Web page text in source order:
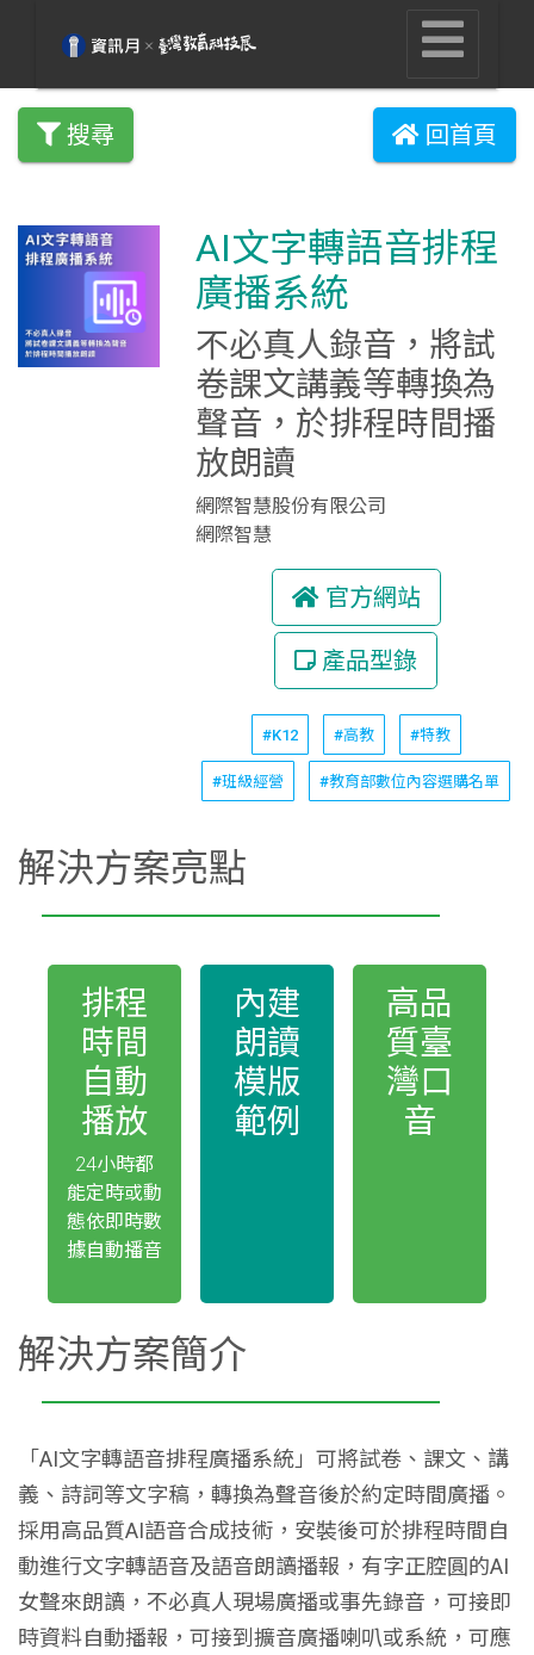
搜尋 回首頁
AI文字轉語音排程
廣播系統
不必真人錄音，將試
卷課文講義等轉換為
聲音，於排程時間播
放朗讀
網際智慧股份有限公司
網際智慧
官方網站
產品型錄
#K12 #高教 #特教
#班級經營 #教育部數位內容選購名單
解決方案亮點
排程
時間
自動
播放
24小時都
能定時或動
態依即時數
據自動播音
內建
朗讀
模版
範例
高品
質臺
灣口
音
解決方案簡介
「AI文字轉語音排程廣播系統」可將試卷、課文、講
義、詩詞等文字稿，轉換為聲音後於約定時間廣播。
採用高品質AI語音合成技術，安裝後可於排程時間自
動進行文字轉語音及語音朗讀播報，有字正腔圓的AI
女聲來朗讀，不必真人現場廣播或事先錄音，可接即
時資料自動播報，可接到擴音廣播喇叭或系統，可應